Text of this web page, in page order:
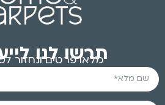
תרשו לנו
מלאו פרטים ונחזור